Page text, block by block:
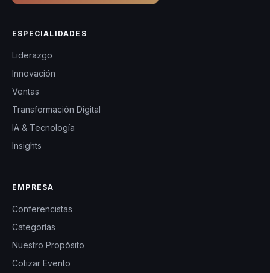
ESPECIALIDADES
Liderazgo
Innovación
Ventas
Transformación Digital
IA & Tecnología
Insights
EMPRESA
Conferencistas
Categorías
Nuestro Propósito
Cotizar Evento